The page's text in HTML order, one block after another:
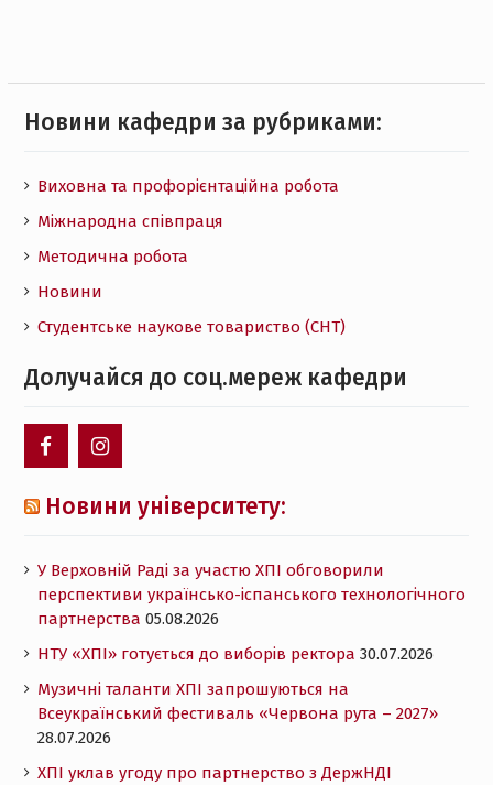
Новини кафедри за рубриками:
Виховна та профорієнтаційна робота
Міжнародна співпраця
Методична робота
Новини
Студентське наукове товариство (СНТ)
Долучайся до соц.мереж кафедри
Новини університету:
У Верховній Раді за участю ХПІ обговорили
перспективи українсько-іспанського технологічного
партнерства 05.08.2026
НТУ «ХПІ» готується до виборів ректора 30.07.2026
Музичні таланти ХПІ запрошуються на
Всеукраїнський фестиваль «Червона рута – 2027»
28.07.2026
ХПІ уклав угоду про партнерство з ДержНДІ